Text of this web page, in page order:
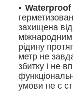
Waterproof
захищена
рідину
метр не
збитку і не
умови не є